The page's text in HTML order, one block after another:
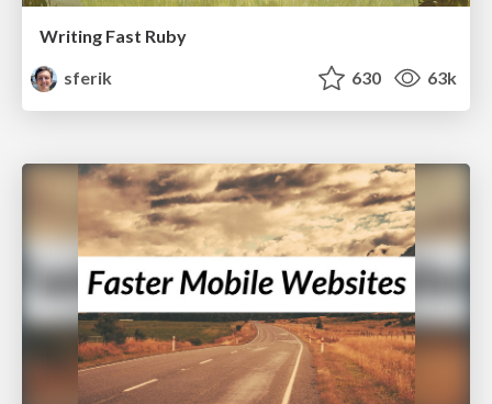
Writing Fast Ruby
sferik
630 63k